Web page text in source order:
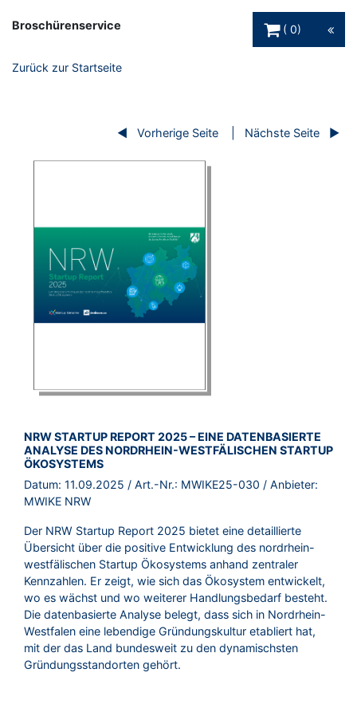
Broschürenservice
0
Zurück zur Startseite
Vorherige Seite Nächste Seite
BROSCHÜRE:
NRW STARTUP REPORT 2025 – EINE DATENBASIERTE
ANALYSE DES NORDRHEIN-WESTFÄLISCHEN STARTUP
ÖKOSYSTEMS
Datum: 11.09.2025 / Art.-Nr.: MWIKE25-030 / Anbieter:
MWIKE NRW
Der NRW Startup Report 2025 bietet eine detaillierte
Übersicht über die positive Entwicklung des nordrhein-
westfälischen Startup Ökosystems anhand zentraler
Kennzahlen. Er zeigt, wie sich das Ökosystem entwickelt,
wo es wächst und wo weiterer Handlungsbedarf besteht.
Die datenbasierte Analyse belegt, dass sich in Nordrhein-
Westfalen eine lebendige Gründungskultur etabliert hat,
mit der das Land bundesweit zu den dynamischsten
Gründungsstandorten gehört.